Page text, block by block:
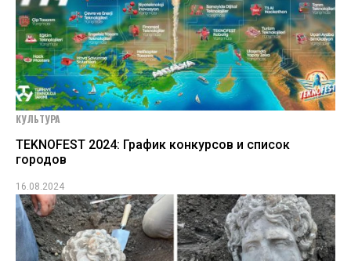
КУЛЬТУРА
TEKNOFEST 2024: График конкурсов и список
городов
16.08.2024